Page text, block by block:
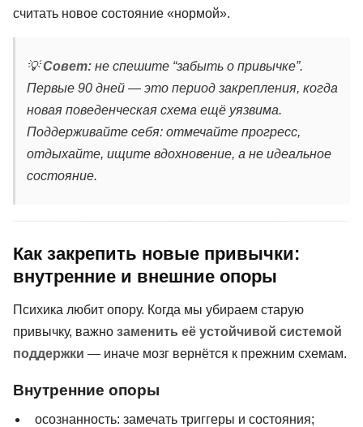
считать новое состояние «нормой».
💡Совет: не спешите “забыть о привычке”.
Первые 90 дней — это период закрепления, когда
новая поведенческая схема ещё уязвима.
Поддерживайте себя: отмечайте прогресс,
отдыхайте, ищите вдохновение, а не идеальное
состояние.
Как закрепить новые привычки:
внутренние и внешние опоры
Психика любит опору. Когда мы убираем старую
привычку, важно заменить её устойчивой системой
поддержки — иначе мозг вернётся к прежним схемам.
Внутренние опоры
осознанность: замечать триггеры и состояния;